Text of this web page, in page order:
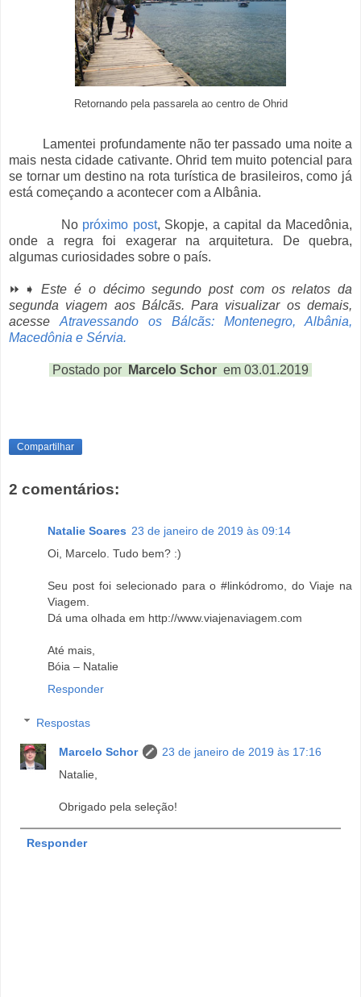
Retornando pela passarela ao centro de Ohrid
Lamentei profundamente não ter passado uma noite a
mais nesta cidade cativante. Ohrid tem muito potencial para
se tornar um destino na rota turística de brasileiros, como já
está começando a acontecer com a Albânia.
No próximo post, Skopje, a capital da Macedônia,
onde a regra foi exagerar na arquitetura. De quebra,
algumas curiosidades sobre o país.
⏩➧
Este é o décimo segundo post com os relatos da
segunda viagem aos Bálcãs. Para visualizar os demais,
acesse
Atravessando os Bálcãs: Montenegro, Albânia,
Macedônia e Sérvia.
Postado por Marcelo Schor em 03.01.2019
Compartilhar
2 comentários:
Natalie Soares 23 de janeiro de 2019 às 09:14
Oi, Marcelo. Tudo bem? :)
Seu post foi selecionado para o #linkódromo, do Viaje na
Viagem.
Dá uma olhada em http://www.viajenaviagem.com
Até mais,
Bóia – Natalie
Responder
Respostas
Marcelo Schor
23 de janeiro de 2019 às 17:16
Natalie,
Obrigado pela seleção!
Responder